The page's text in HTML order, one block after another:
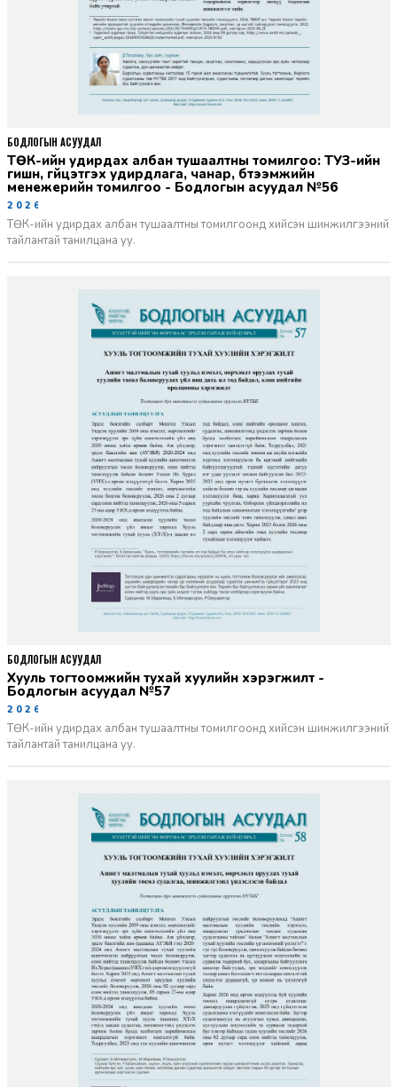
ТӨК-ийн удирдах албан тушаалтны томилгоо: ТУЗ-ийн
гишүүн, гүйцэтгэх удирдлага, чанар, бүтээмжийн
менежерийн томилгоо - Бодлогын асуудал №56
2026-06-02
ТӨК-ийн удирдах албан тушаалтны томилгоонд хийсэн шинжилгээний
тайлантай танилцана уу.
БОДЛОГЫН АСУУДАЛ
Хууль тогтоомжийн тухай хуулийн хэрэгжилт -
Бодлогын асуудал №57
2026-06-02
ТӨК-ийн удирдах албан тушаалтны томилгоонд хийсэн шинжилгээний
тайлантай танилцана уу.
БОДЛОГЫН АСУУДАЛ